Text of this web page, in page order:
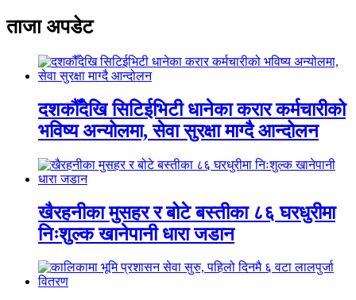
ताजा अपडेट
दशकौँदेखि सिटिईभिटी धानेका करार कर्मचारीको
भविष्य अन्योलमा, सेवा सुरक्षा माग्दै आन्दोलन
खैरहनीका मुसहर र बोटे बस्तीका ८६ घरधुरीमा
निःशुल्क खानेपानी धारा जडान